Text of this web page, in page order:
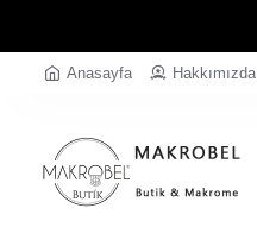
Anasayfa Hakkımızda